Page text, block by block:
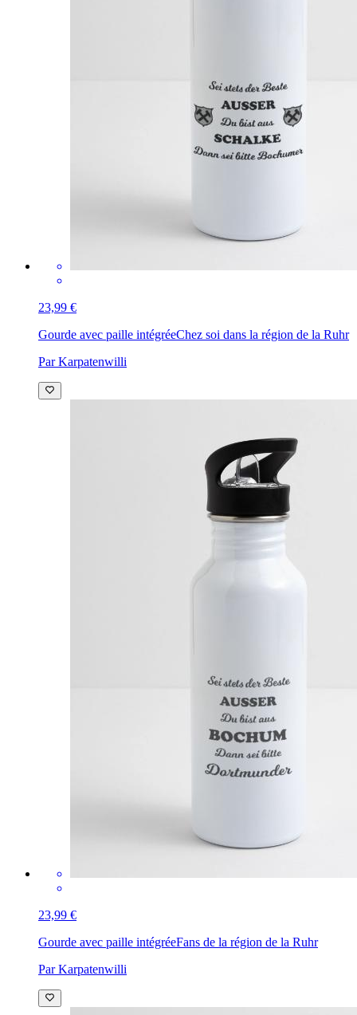
23,99 €
Gourde avec paille intégréeChez soi dans la région de la Ruhr
Par Karpatenwilli
23,99 €
Gourde avec paille intégréeFans de la région de la Ruhr
Par Karpatenwilli